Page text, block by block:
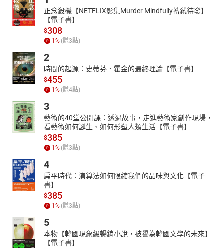
正念殺機【NETFLIX影集Murder Mindfully蓄弒待發】
【電子書】
$308
1 % (賺3點)
2
時間的起源：史蒂芬．霍金的最終理論【電子書】
$455
1 % (賺4點)
3
藝術的40堂公開課：透過故事，走進藝術家創作現場，
看藝術如何誕生、如何形塑人類生活【電子書】
$385
1 % (賺3點)
4
扁平時代：演算法如何限縮我們的品味與文化【電子
書】
$385
1 % (賺3點)
5
本物【韓國現象級暢銷小說，被譽為韓國文學的未來】
【電子書】